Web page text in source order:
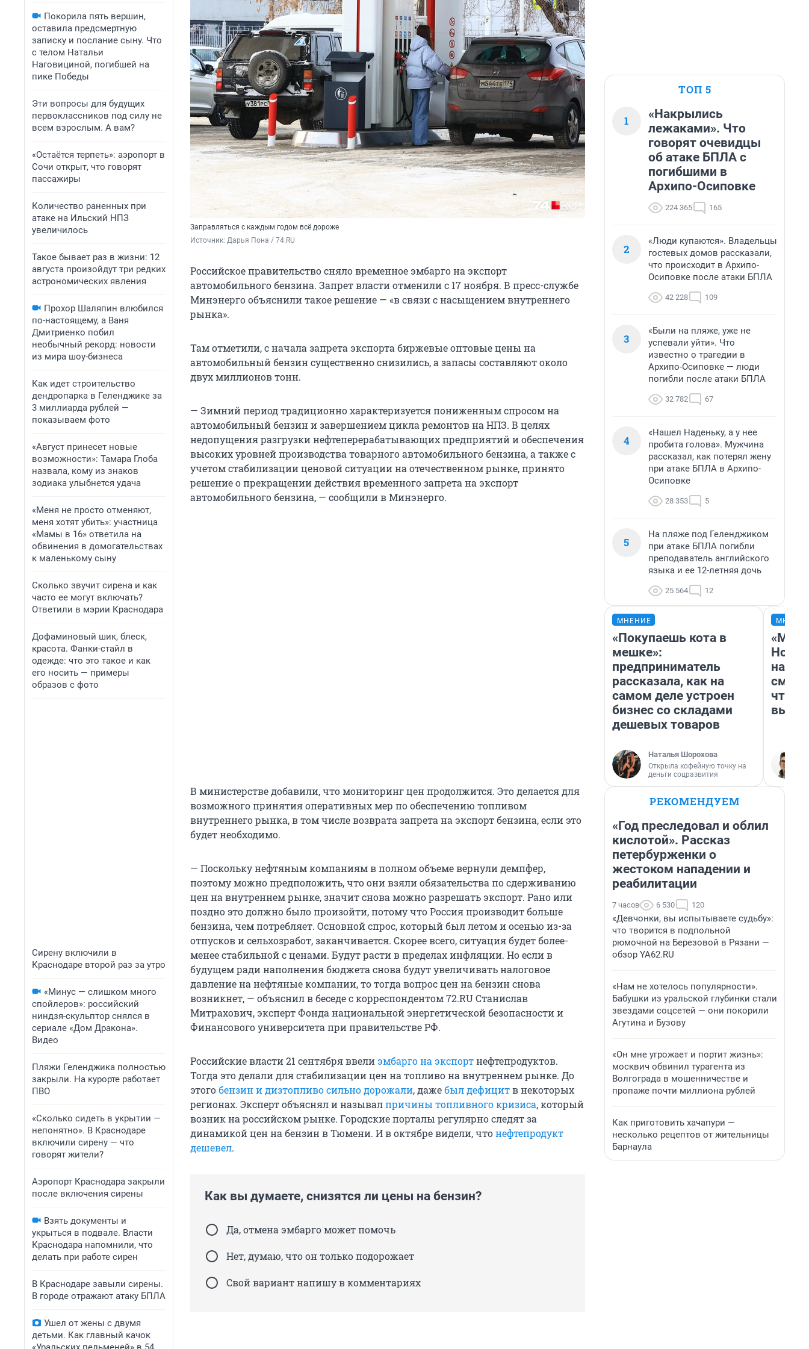
Покорила пять вершин,
оставила предсмертную
записку и послание сыну. Что
с телом Натальи
Наговициной, погибшей на
пике Победы
Эти вопросы для будущих
первоклассников под силу не
всем взрослым. А вам?
«Остаётся терпеть»: аэропорт в
Сочи открыт, что говорят
пассажиры
Количество раненных при
атаке на Ильский НПЗ
увеличилось
Такое бывает раз в жизни: 12
августа произойдут три редких
астрономических явления
Прохор Шаляпин влюбился
по-настоящему, а Ваня
Дмитриенко побил
необычный рекорд: новости
из мира шоу-бизнеса
Как идет строительство
дендропарка в Геленджике за
3 миллиарда рублей —
показываем фото
«Август принесет новые
возможности»: Тамара Глоба
назвала, кому из знаков
зодиака улыбнется удача
«Меня не просто отменяют,
меня хотят убить»: участница
«Мамы в 16» ответила на
обвинения в домогательствах
к маленькому сыну
Сколько звучит сирена и как
часто ее могут включать?
Ответили в мэрии Краснодара
Дофаминовый шик, блеск,
красота. Фанки-стайл в
одежде: что это такое и как
его носить — примеры
образов с фото
Сирену включили в
Краснодаре второй раз за утро
«Минус — слишком много
спойлеров»: российский
ниндзя-скульптор снялся в
сериале «Дом Дракона».
Видео
Пляжи Геленджика полностью
закрыли. На курорте работает
ПВО
«Сколько сидеть в укрытии —
непонятно». В Краснодаре
включили сирену — что
говорят жители?
Аэропорт Краснодара закрыли
после включения сирены
Взять документы и
укрыться в подвале. Власти
Краснодара напомнили, что
делать при работе сирен
В Краснодаре завыли сирены.
В городе отражают атаку БПЛА
Ушел от жены с двумя
детьми. Как главный качок
Заправляться с каждым годом всё дороже
Источник: Дарья Пона / 74.RU
Российское правительство сняло временное эмбарго на экспорт
автомобильного бензина. Запрет власти отменили с 17 ноября. В пресс-службе
Минэнерго объяснили такое решение — «в связи с насыщением внутреннего
рынка».
Там отметили, с начала запрета экспорта биржевые оптовые цены на
автомобильный бензин существенно снизились, а запасы составляют около
двух миллионов тонн.
— Зимний период традиционно характеризуется пониженным спросом на
автомобильный бензин и завершением цикла ремонтов на НПЗ. В целях
недопущения разгрузки нефтеперерабатывающих предприятий и обеспечения
высоких уровней производства товарного автомобильного бензина, а также с
учетом стабилизации ценовой ситуации на отечественном рынке, принято
решение о прекращении действия временного запрета на экспорт
автомобильного бензина, — сообщили в Минэнерго.
В министерстве добавили, что мониторинг цен продолжится. Это делается для
возможного принятия оперативных мер по обеспечению топливом
внутреннего рынка, в том числе возврата запрета на экспорт бензина, если это
будет необходимо.
— Поскольку нефтяным компаниям в полном объеме вернули демпфер,
поэтому можно предположить, что они взяли обязательства по сдерживанию
цен на внутреннем рынке, значит снова можно разрешать экспорт. Рано или
поздно это должно было произойти, потому что Россия производит больше
бензина, чем потребляет. Основной спрос, который был летом и осенью из-за
отпусков и сельхозработ, заканчивается. Скорее всего, ситуация будет более-
менее стабильной с ценами. Будут расти в пределах инфляции. Но если в
будущем ради наполнения бюджета снова будут увеличивать налоговое
давление на нефтяные компании, то тогда вопрос цен на бензин снова
возникнет, — объяснил в беседе с корреспондентом 72.RU Станислав
Митрахович, эксперт Фонда национальной энергетической безопасности и
Финансового университета при правительстве РФ.
Российские власти 21 сентября ввелиэмбарго на экспортнефтепродуктов.
Тогда это делали для стабилизации цен на топливо на внутреннем рынке. До
этогобензин и дизтопливо сильно дорожали, дажебыл дефицитв некоторых
регионах. Эксперт объяснял и называлпричины топливного кризиса, который
возник на российском рынке. Городские порталы регулярно следят за
динамикой цен на бензин в Тюмени. И в октябре видели, чтонефтепродукт
дешевел.
Как вы думаете, снизятся ли цены на бензин?
Да, отмена эмбарго может помочь
Нет, думаю, что он только подорожает
Свой вариант напишу в комментариях
ТОП 5
1
«Накрылись
лежаками». Что
говорят очевидцы
об атаке БПЛА с
погибшими в
Архипо-Осиповке
224 365 165
2
«Люди купаются». Владельцы
гостевых домов рассказали,
что происходит в Архипо-
Осиповке после атаки БПЛА
42 228 109
3
«Были на пляже, уже не
успевали уйти». Что
известно о трагедии в
Архипо-Осиповке — люди
погибли после атаки БПЛА
32 782 67
4
«Нашел Наденьку, а у нее
пробита голова». Мужчина
рассказал, как потерял жену
при атаке БПЛА в Архипо-
Осиповке
28 353 5
5
На пляже под Геленджиком
при атаке БПЛА погибли
преподаватель английского
языка и ее 12-летняя дочь
25 564 12
МНЕНИЕ
«Покупаешь кота в
мешке»:
предприниматель
рассказала, как на
самом деле устроен
бизнес со складами
дешевых товаров
Наталья Шорохова
Открыла кофейную точку на
деньги соцразвития
«Мы
РЕКОМЕНДУЕМ
«Год преследовал и облил
кислотой». Рассказ
петербурженки о
жестоком нападении и
реабилитации
7 часов 6 530 120
«Девчонки, вы испытываете судьбу»:
что творится в подпольной
рюмочной на Березовой в Рязани —
обзор YA62.RU
«Нам не хотелось популярности».
Бабушки из уральской глубинки стали
звездами соцсетей — они покорили
Агутина и Бузову
«Он мне угрожает и портит жизнь»:
москвич обвинил турагента из
Волгограда в мошенничестве и
пропаже почти миллиона рублей
Как приготовить хачапури —
несколько рецептов от жительницы
Барнаула